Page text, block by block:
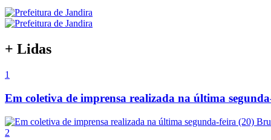
+ Lidas
1
Em coletiva de imprensa realizada na última
2